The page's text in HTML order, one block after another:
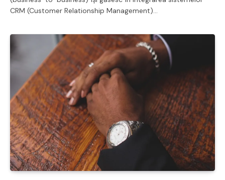
CRM (Customer Relationship Management)…